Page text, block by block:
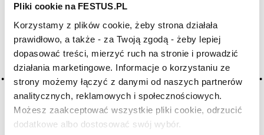
Pliki cookie na FESTUS.PL
Korzystamy z plików cookie, żeby strona działała
prawidłowo, a także - za Twoją zgodą - żeby lepiej
dopasować treści, mierzyć ruch na stronie i prowadzić
działania marketingowe. Informacje o korzystaniu ze
strony możemy łączyć z danymi od naszych partnerów
analitycznych, reklamowych i społecznościowych.
Możesz zaakceptować wszystkie pliki cookie, odrzucić
dodatkowe albo dostosować swój wybór.
Czy masz ukończone 18 lat?
A B C-Ć D E F G
H I J K L-Ł M N
O-Ó P Q R S-Ś T
U V W X-Y
Z-Ź-Ż
Cały czas pracujemy nad wprowadzaniem do